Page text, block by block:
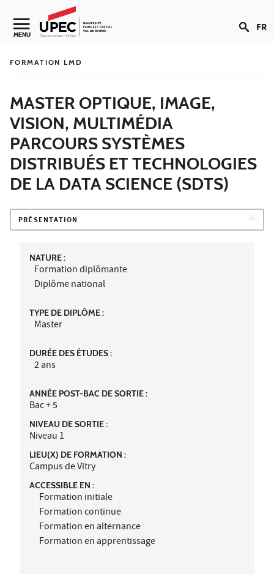
Aller au contenu
Navigation secondaire
MENU FR
FORMATION LMD
MASTER OPTIQUE, IMAGE,
VISION, MULTIMÉDIA
PARCOURS SYSTÈMES
DISTRIBUÉS ET TECHNOLOGIES
DE LA DATA SCIENCE (SDTS)
PRÉSENTATION
NATURE :
Formation diplômante
Diplôme national
TYPE DE DIPLÔME :
Master
DURÉE DES ÉTUDES :
2 ans
ANNÉE POST-BAC DE SORTIE :
Bac + 5
NIVEAU DE SORTIE :
Niveau 1
LIEU(X) DE FORMATION :
Campus de Vitry
ACCESSIBLE EN :
Formation initiale
Formation continue
Formation en alternance
Formation en apprentissage